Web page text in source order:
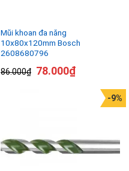
Mũi khoan đa năng
10x80x120mm Bosch
2608680796
86.000₫ 78.000₫
-9%